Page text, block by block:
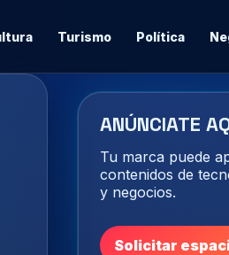
Turismo Política
ANÚNCIATE
Tu marca puede
contenidos de
y negocios.
Solicitar